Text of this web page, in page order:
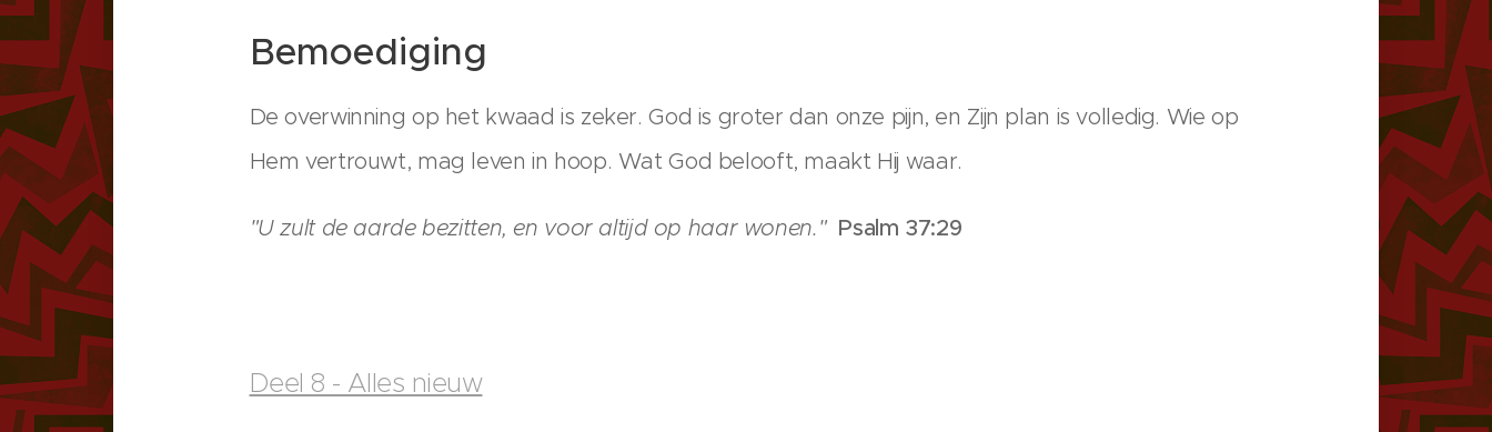
Bemoediging
De overwinning op het kwaad is zeker. God is groter dan onze pijn, en Zijn plan is volledig. Wie op
Hem vertrouwt, mag leven in hoop. Wat God belooft, maakt Hij waar.
"U zult de aarde bezitten, en voor altijd op haar wonen." Psalm 37:29
Deel 8 - Alles nieuw